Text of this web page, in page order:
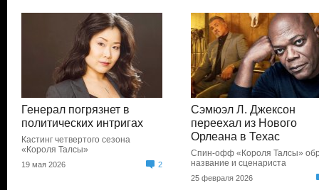
Генерал погрязнет в
политических интригах
Кастинг четвертого сезона
«Короля Талсы»
19 мая 2026 2
Сэмюэл Л. Джексон
переехал из Нового
Орлеана в Техас
Спин-офф «Короля Талсы»
название и сценариста
25 февраля 2026